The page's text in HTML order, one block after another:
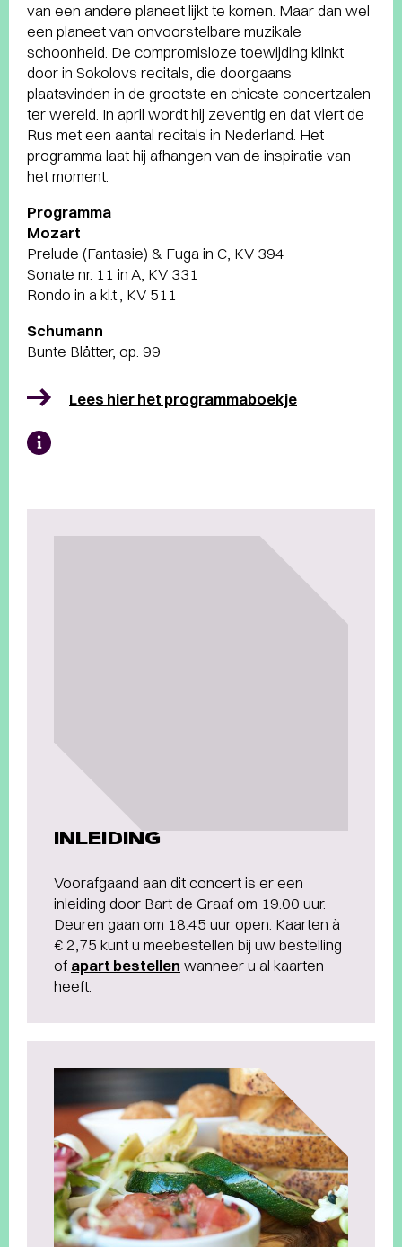
van een andere planeet lijkt te komen. Maar dan wel
een planeet van onvoorstelbare muzikale
schoonheid. De compromisloze toewijding klinkt
door in Sokolovs recitals, die doorgaans
plaatsvinden in de grootste en chicste concertzalen
ter wereld. In april wordt hij zeventig en dat viert de
Rus met een aantal recitals in Nederland. Het
programma laat hij afhangen van de inspiratie van
het moment.
Programma
Mozart
Prelude (Fantasie) & Fuga in C, KV 394
Sonate nr. 11 in A, KV 331
Rondo in a kl.t., KV 511
Schumann
Bunte Blätter, op. 99
Lees hier het programmaboekje
INLEIDING
Voorafgaand aan dit concert is er een
inleiding door Bart de Graaf om 19.00 uur.
Deuren gaan om 18.45 uur open. Kaarten à
€ 2,75 kunt u meebestellen bij uw bestelling
of apart bestellen wanneer u al kaarten
heeft.